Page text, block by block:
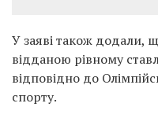
У заяві також додали,
відданою рівному
відповідно до
спорту.